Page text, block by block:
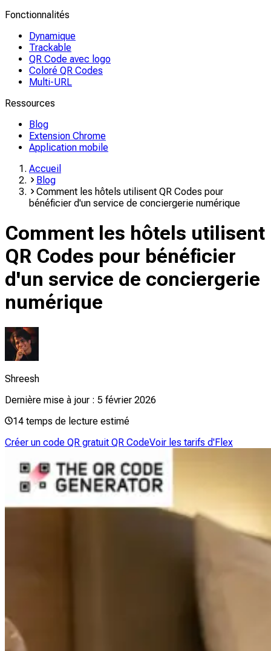
Fonctionnalités
Dynamique
Trackable
QR Code avec logo
Coloré QR Codes
Multi-URL
Ressources
Blog
Extension Chrome
Application mobile
Accueil
Blog
Comment les hôtels utilisent QR Codes pour
bénéficier d'un service de conciergerie numérique
Comment les hôtels utilisent
QR Codes pour bénéficier
d'un service de conciergerie
numérique
Shreesh
Dernière mise à jour : 5 février 2026
14 temps de lecture estimé
Créer un code QR gratuit QR CodeVoir les tarifs d'Flex